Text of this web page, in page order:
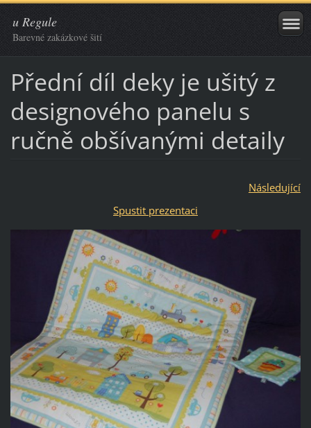
u Regule
Barevné zakázkové šití
Přední díl deky je ušitý z
designového panelu s
ručně obšívanými detaily
Následující
Spustit prezentaci